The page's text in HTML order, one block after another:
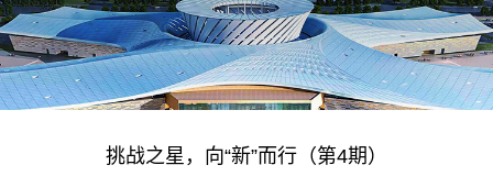
挑战之星，向“新”而行（第4期）